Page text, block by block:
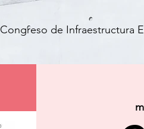
Congreso de Infraestructura